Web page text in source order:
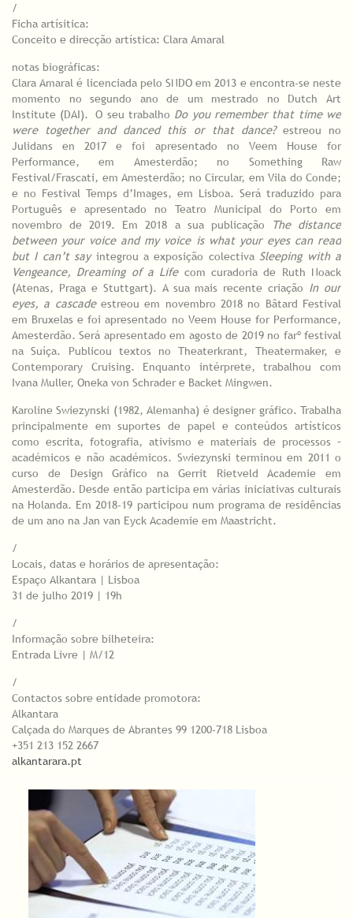
/
Ficha artísitica:
Conceito e direcção artística: Clara Amaral
notas biográficas:
Clara Amaral é licenciada pelo SNDO em 2013 e encontra-se neste
momento no segundo ano de um mestrado no Dutch Art
Institute (DAI). O seu trabalho Do you remember that time we
were together and danced this or that dance?estreou no
Julidans en 2017 e foi apresentado no Veem House for
Performance, em Amesterdão; no Something Raw
Festival/Frascati, em Amesterdão; no Circular, em Vila do Conde;
e no Festival Temps d’Images, em Lisboa. Será traduzido para
Português e apresentado no Teatro Municipal do Porto em
novembro de 2019. Em 2018 a sua publicação
The distance
between your voice and my voice is what your eyes can read
but I can’t say integrou a exposição colectiva Sleeping with a
Vengeance, Dreaming of a Lifecom curadoria de Ruth Noack
(Atenas, Praga e Stuttgart). A sua mais recente criação In our
eyes, a cascade estreou em novembro 2018 no Bâtard Festival
em Bruxelas e foi apresentado no Veem House for Performance,
Amesterdão. Será apresentado em agosto de 2019 no farº festival
na Suíça. Publicou textos no Theaterkrant, Theatermaker, e
Contemporary Cruising. Enquanto intérprete, trabalhou com
Ivana Muller, Oneka von Schrader e Backet Mingwen.
Karoline Swiezynski (1982, Alemanha) é designer gráfico. Trabalha
principalmente em suportes de papel e conteúdos artísticos
como escrita, fotografia, ativismo e materiais de processos –
académicos e não académicos. Swiezynski terminou em 2011 o
curso de Design Gráfico na Gerrit Rietveld Academie em
Amesterdão. Desde então participa em várias iniciativas culturais
na Holanda. Em 2018-19 participou num programa de residências
de um ano na Jan van Eyck Academie em Maastricht.
/
Locais, datas e horários de apresentação:
Espaço Alkantara | Lisboa
31 de julho 2019 | 19h
/
Informação sobre bilheteira:
Entrada Livre | M/12
/
Contactos sobre entidade promotora:
Alkantara
Calçada do Marques de Abrantes 99 1200-718 Lisboa
+351 213 152 2667
alkantarara.pt